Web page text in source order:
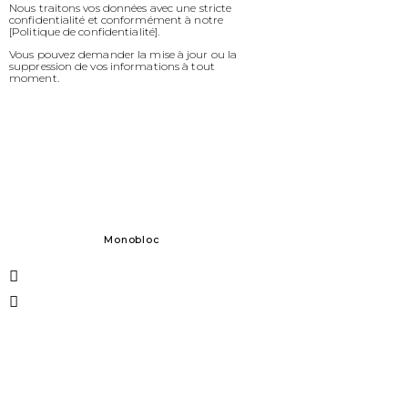
Nous traitons vos données avec une stricte
confidentialité et conformément à notre
[Politique de confidentialité].
Vous pouvez demander la mise à jour ou la
suppression de vos informations à tout
moment.
Monobloc